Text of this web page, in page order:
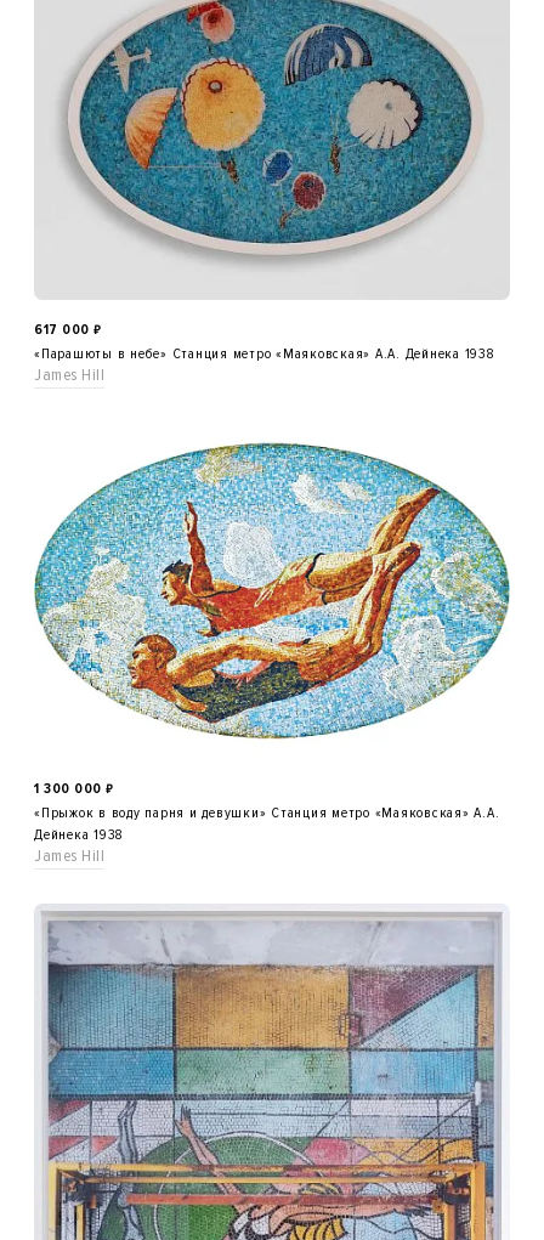
617 000 ₽
«Парашюты в небе» Станция метро «Маяковская» А.А. Дейнека 1938
James Hill
1 300 000 ₽
«Прыжок в воду парня и девушки» Станция метро «Маяковская» А.А.
Дейнека 1938
James Hill